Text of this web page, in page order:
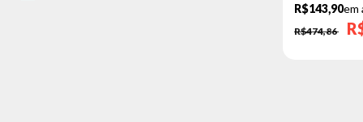
R$143,90em
R$474,86